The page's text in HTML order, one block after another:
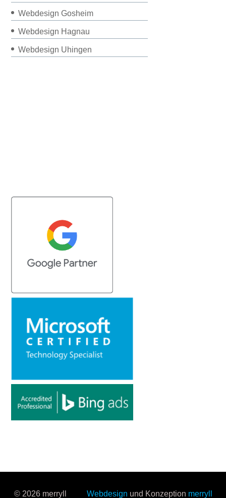
Webdesign Gosheim
Webdesign Hagnau
Webdesign Uhingen
© 2026 merryll Webdesign und Konzeption merryll